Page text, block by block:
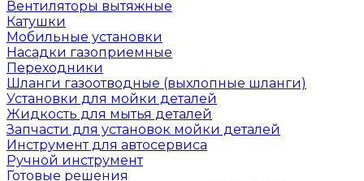
Вентиляторы вытяжные
Катушки
Мобильные установки
Насадки газоприемные
Переходники
Шланги газоотводные (выхлопные шланги)
Установки для мойки деталей
Жидкость для мытья деталей
Запчасти для установок мойки деталей
Инструмент для автосервиса
Ручной инструмент
Готовые решения